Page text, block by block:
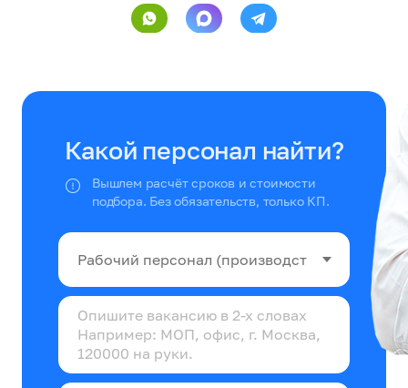
Какой персонал найти?
Вышлем расчёт сроков и стоимости
подбора. Без обязательств, только КП.